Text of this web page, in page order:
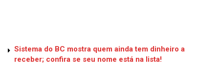
Sistema do BC mostra quem ainda tem dinheiro a
receber; confira se seu nome está na lista!